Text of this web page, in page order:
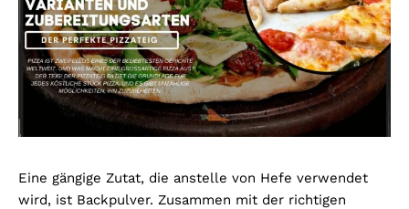
Eine gängige Zutat, die anstelle von Hefe verwendet
wird, ist Backpulver. Zusammen mit der richtigen